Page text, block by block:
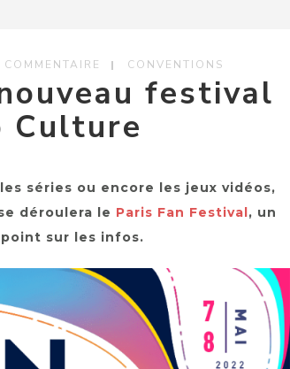
CONVENTIONS
festival
Culture
séries ou encore les jeux vidéos,
déroulera le Paris Fan Festival , un
sur les infos.